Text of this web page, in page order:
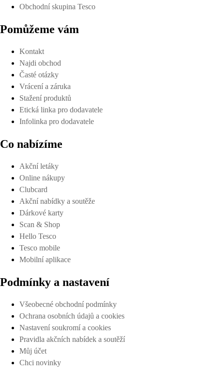
Obchodní skupina Tesco
Pomůžeme vám
Kontakt
Najdi obchod
Časté otázky
Vrácení a záruka
Stažení produktů
Etická linka pro dodavatele
Infolinka pro dodavatele
Co nabízíme
Akční letáky
Online nákupy
Clubcard
Akční nabídky a soutěže
Dárkové karty
Scan & Shop
Hello Tesco
Tesco mobile
Mobilní aplikace
Podmínky a nastavení
Všeobecné obchodní podmínky
Ochrana osobních údajů a cookies
Nastavení soukromí a cookies
Pravidla akčních nabídek a soutěží
Můj účet
Chci novinky